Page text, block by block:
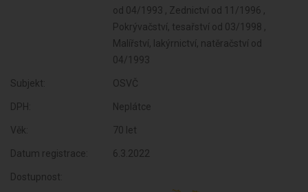
od 04/1993 , Zednictví od 11/1996 ,
Pokrývačství, tesařství od 03/1998 ,
Malířství, lakýrnictví, natěračství od
04/1993
Subjekt: OSVČ
DPH: Neplátce
Věk: 70 let
Datum registrace: 6.3.2022
Dostupnost: